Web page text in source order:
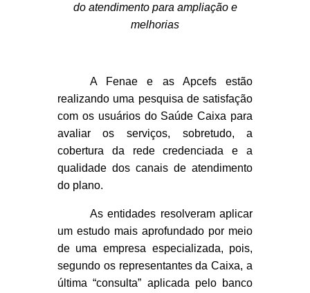
do atendimento para ampliação e
melhorias
A Fenae e as Apcefs estão
realizando uma pesquisa de satisfação
com os usuários do Saúde Caixa para
avaliar os serviços, sobretudo, a
cobertura da rede credenciada e a
qualidade dos canais de atendimento
do plano.
As entidades resolveram aplicar
um estudo mais aprofundado por meio
de uma empresa especializada, pois,
segundo os representantes da Caixa, a
última “consulta” aplicada pelo banco